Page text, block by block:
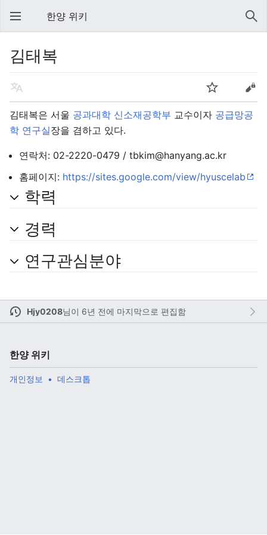
주 메뉴 열기
한양 위키
검색
김태복
김태복은 서울 공과대학 신소재공학부 교수이자 공급망공
학 연구실장을 겸하고 있다.
연락처: 02-2220-0479 / tbkim@hanyang.ac.kr
홈페이지: https://sites.google.com/view/hyuscelab
학력
경력
연구관심분야
Hjy0208님이 6년 전에 마지막으로 편집함
한양 위키
개인정보 데스크톱